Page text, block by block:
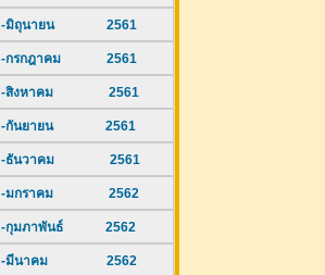
-มิถุนายน 2561
-กรกฎาคม 2561
-สิงหาคม 2561
-กันยายน 2561
-ธันวาคม 2561
-มกราคม 2562
-กุมภาพันธ์ 2562
-มีนาคม 2562